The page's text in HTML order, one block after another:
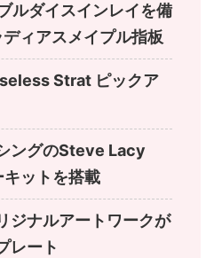
ルダイスインレイを備
ィアスメイプル指板
Strat ピックア
ングのSteve Lacy
ットを搭載
ジナルアートワークが
レート